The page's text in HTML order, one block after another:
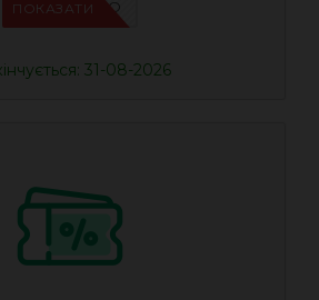
IFPCFQQO
ПОКАЗАТИ
31-08-2026